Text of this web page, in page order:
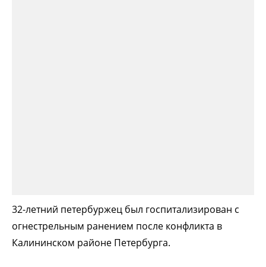
32-летний петербуржец был госпитализирован с
огнестрельным ранением после конфликта в
Калининском районе Петербурга.